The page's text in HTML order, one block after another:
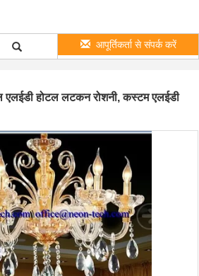
आपूर्तिकर्ता से संपर्क करें
एलईडी होटल लटकन रोशनी, कस्टम एलईडी